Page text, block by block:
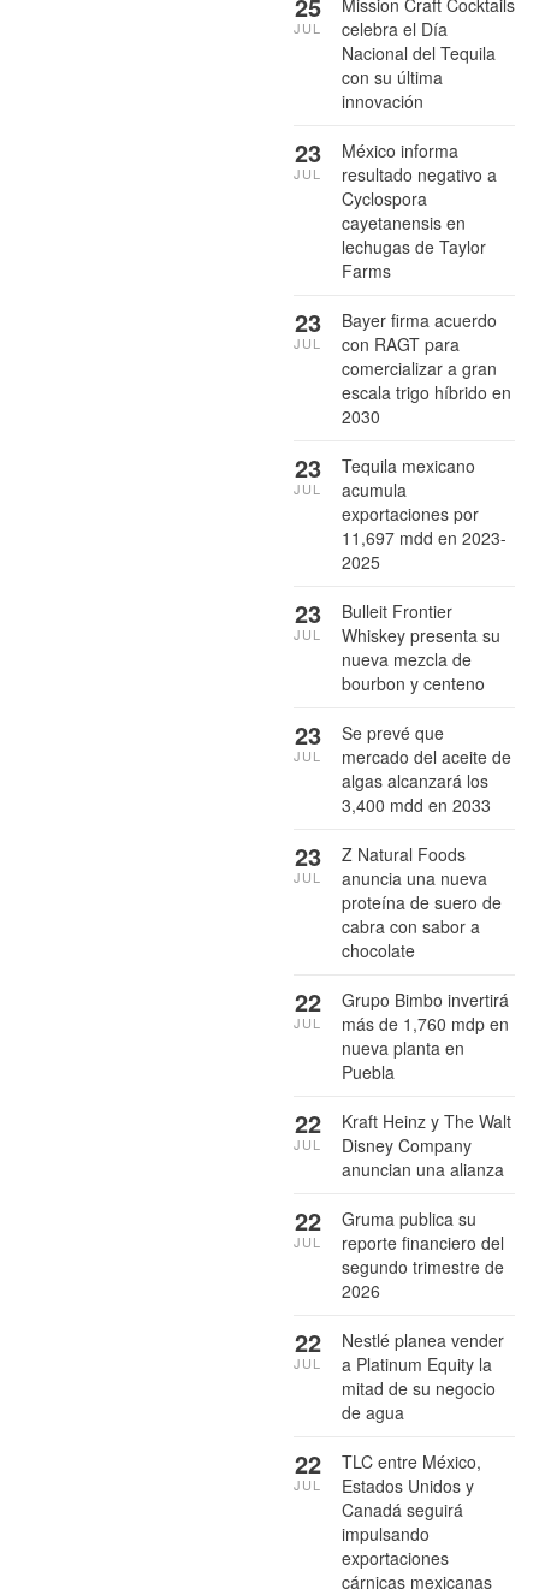
celebra el Día
Nacional del Tequila
con su última
innovación
JUL
México informa
resultado negativo a
Cyclospora
cayetanensis en
lechugas de Taylor
Farms
23
JUL
Bayer firma acuerdo
con RAGT para
comercializar a gran
escala trigo híbrido en
2030
23
JUL
Tequila mexicano
acumula
exportaciones por
11,697 mdd en 2023-
2025
23
JUL
Bulleit Frontier
Whiskey presenta su
nueva mezcla de
bourbon y centeno
23
JUL
Se prevé que
mercado del aceite de
algas alcanzará los
3,400 mdd en 2033
23
JUL
Z Natural Foods
anuncia una nueva
proteína de suero de
cabra con sabor a
chocolate
23
JUL
Grupo Bimbo invertirá
más de 1,760 mdp en
nueva planta en
Puebla
22
JUL
Kraft Heinz y The Walt
Disney Company
anuncian una alianza
22
JUL
Gruma publica su
reporte financiero del
segundo trimestre de
2026
22
JUL
Nestlé planea vender
a Platinum Equity la
mitad de su negocio
de agua
22
JUL
TLC entre México,
Estados Unidos y
Canadá seguirá
impulsando
exportaciones
cárnicas mexicanas
22
JUL